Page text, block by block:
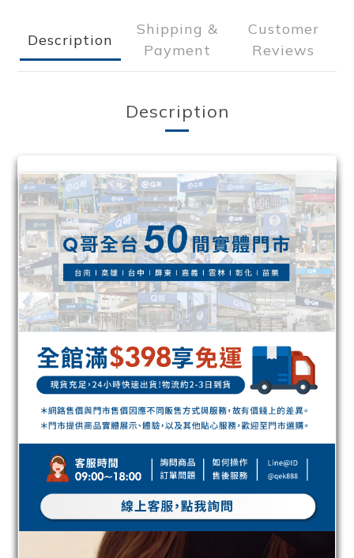
Description
Shipping &
Payment
Customer
Reviews
Description